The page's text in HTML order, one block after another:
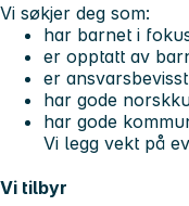
Vi søkjer deg som:
har barnet i
er opptatt av
er ansvarsbevisst
har gode
har gode
Vi legg vekt på
Vi tilbyr